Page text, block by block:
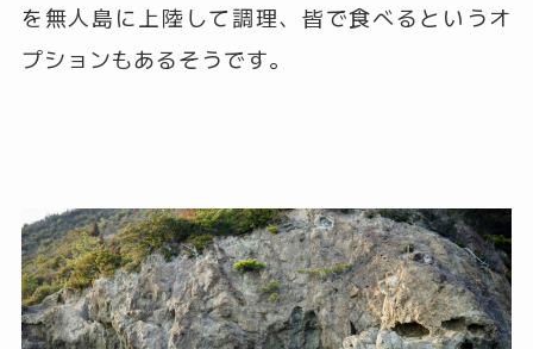
を無人島に上陸して調理、皆で食べるというオ
プションもあるそうです。